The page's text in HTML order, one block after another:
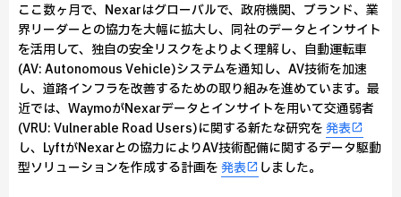
ここ数ヶ月で、Nexarはグローバルで、政府機関、ブランド、業
界リーダーとの協力を大幅に拡大し、同社のデータとインサイト
を活用して、独自の安全リスクをよりよく理解し、自動運転車
(AV: Autonomous Vehicle)システムを通知し、AV技術を加速
し、道路インフラを改善するための取り組みを進めています。最
近では、WaymoがNexarデータとインサイトを用いて交通弱者
(VRU: Vulnerable Road Users)に関する新たな研究を発表
し、LyftがNexarとの協力によりAV技術配備に関するデータ駆動
型ソリューションを作成する計画を発表 しました。